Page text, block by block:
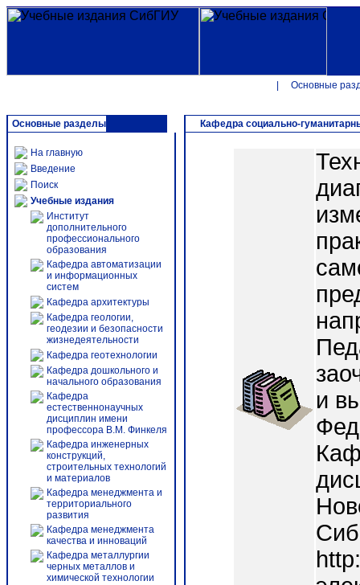
Основные
Основные разделы
На главную
Введение
Поиск
Учебные издания
Институт
дополнительного
профессионального
образования
Кафедра автоматизации
и информационных
систем
Кафедра архитектуры
Кафедра геологии,
геодезии и безопасности
жизнедеятельности
Кафедра геотехнологии
Кафедра дошкольного и
начального образования
Кафедра
естественнонаучных
дисциплин имени
профессора В.М. Финкеля
Кафедра инженерных
конструкций,
строительных технологий
и материалов
Кафедра менеджмента и
территориального
развития
Кафедра менеджмента
качества и инноваций
Кафедра металлургии
черных металлов и
химической технологии
Кафедра социально-
и